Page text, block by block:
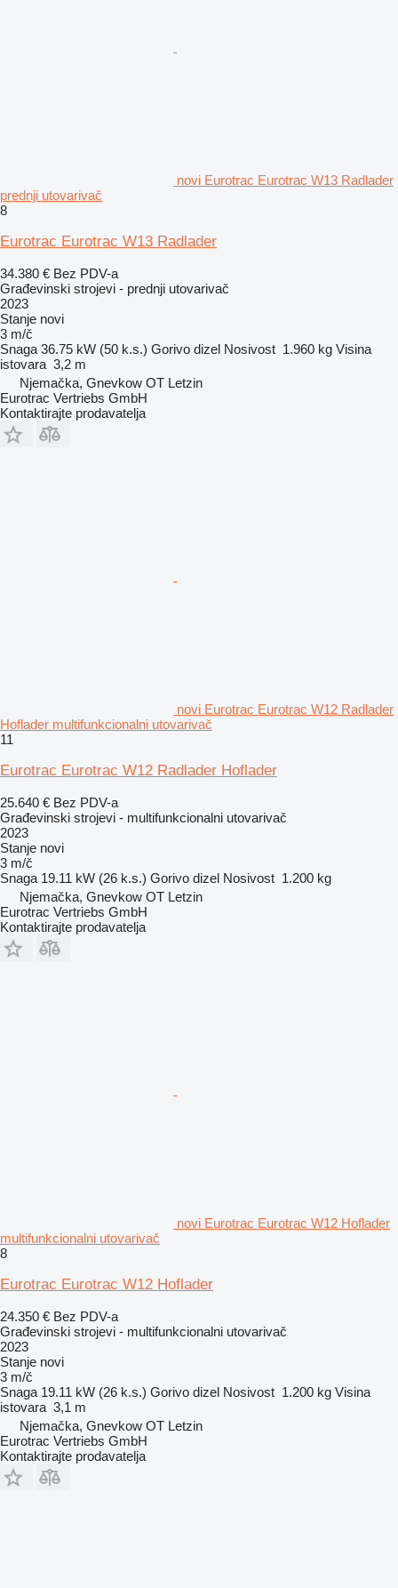
novi Eurotrac Eurotrac W13 Radlader
prednji utovarivač
8
Eurotrac Eurotrac W13 Radlader
34.380 € Bez PDV-a
Građevinski strojevi - prednji utovarivač
2023
Stanje novi
3 m/č
Snaga 36.75 kW (50 k.s.) Gorivo dizel Nosivost 1.960 kg Visina
istovara 3,2 m
Njemačka, Gnevkow OT Letzin
Eurotrac Vertriebs GmbH
Kontaktirajte prodavatelja
novi Eurotrac Eurotrac W12 Radlader
Hoflader multifunkcionalni utovarivač
11
Eurotrac Eurotrac W12 Radlader Hoflader
25.640 € Bez PDV-a
Građevinski strojevi - multifunkcionalni utovarivač
2023
Stanje novi
3 m/č
Snaga 19.11 kW (26 k.s.) Gorivo dizel Nosivost 1.200 kg
Njemačka, Gnevkow OT Letzin
Eurotrac Vertriebs GmbH
Kontaktirajte prodavatelja
novi Eurotrac Eurotrac W12 Hoflader
multifunkcionalni utovarivač
8
Eurotrac Eurotrac W12 Hoflader
24.350 € Bez PDV-a
Građevinski strojevi - multifunkcionalni utovarivač
2023
Stanje novi
3 m/č
Snaga 19.11 kW (26 k.s.) Gorivo dizel Nosivost 1.200 kg Visina
istovara 3,1 m
Njemačka, Gnevkow OT Letzin
Eurotrac Vertriebs GmbH
Kontaktirajte prodavatelja